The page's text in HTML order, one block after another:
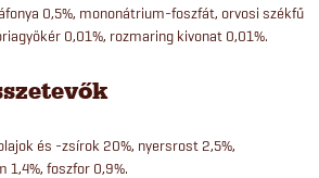
0,5%, mononátrium-foszfát, orvosi székfű
0,01%, rozmaring kivonat 0,01%.
és -zsírok 20%, nyersrost 2,5%,
1,4%, foszfor 0,9%.